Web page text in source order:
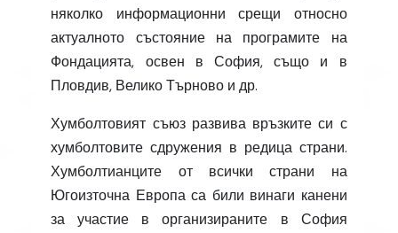
няколко информационни срещи относно
актуалното състояние на програмите на
Фондацията, освен в София, също и в
Пловдив, Велико Търново и др.
Хумболтовият съюз развива връзките си с
хумболтовите сдружения в редица страни.
Хумболтианците от всички страни на
Югоизточна Европа са били винаги канени
за участие в организираните в София